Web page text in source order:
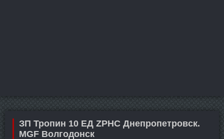
ЗП Тропин 10 ЕД ZPHC Днепропетровск.
MGF Волгодонск